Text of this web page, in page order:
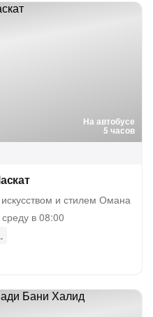
На автобусе
5 часов
и стилем Омана
в 08:00